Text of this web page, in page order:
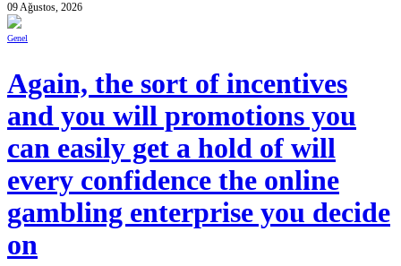
09 Ağustos, 2026
Genel
Again, the sort of incentives
and you will promotions you
can easily get a hold of will
every confidence the online
gambling enterprise you decide
on